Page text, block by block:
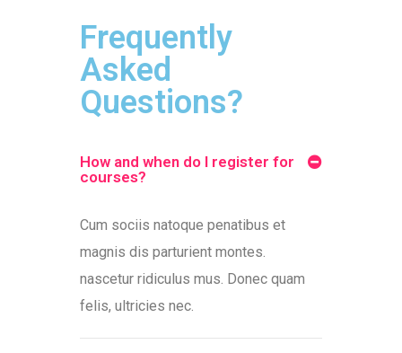
Frequently
Asked
Questions?
How and when do I register for
courses?
Cum sociis natoque penatibus et
magnis dis parturient montes.
nascetur ridiculus mus. Donec quam
felis, ultricies nec.